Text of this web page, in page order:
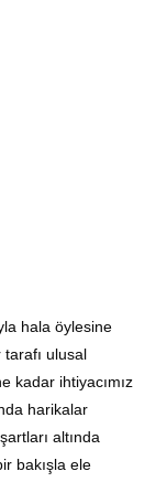
hala öylesine
ulusal
kadar ihtiyacımız
harikalar
altında
bakışla ele